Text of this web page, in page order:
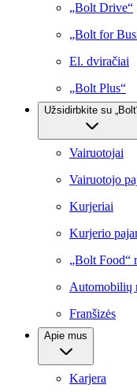
„Bolt Drive“
„Bolt for
El. dviračiai
„Bolt Plus“
Užsidirbkite su
Vairuotojai
Vairuotojo
Kurjeriai
Kurjerio
„Bolt Food“
Automobilių
Franšizės
Apie mus
Karjera